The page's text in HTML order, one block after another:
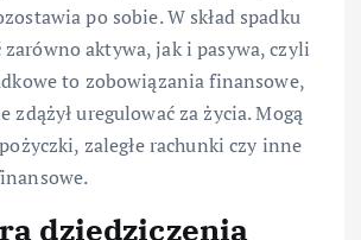
po sobie. W skład spadku
aktywa, jak i pasywa, czyli
to zobowiązania finansowe,
zdążył uregulować za życia. Mogą
zaległe rachunki czy inne
dziedziczenia